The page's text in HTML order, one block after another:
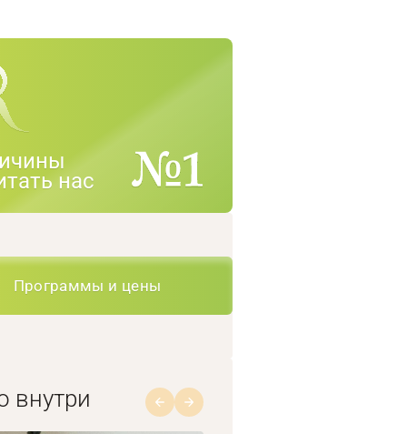
нас
Программы и цены
внутри